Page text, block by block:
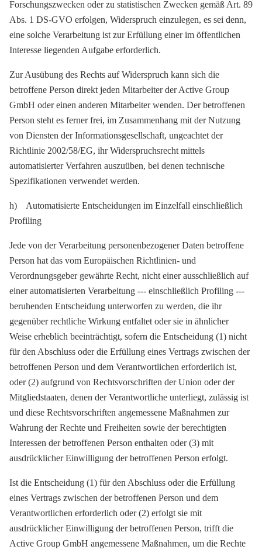
Forschungszwecken oder zu statistischen Zwecken gemäß Art. 89
Abs. 1 DS-GVO erfolgen, Widerspruch einzulegen, es sei denn,
eine solche Verarbeitung ist zur Erfüllung einer im öffentlichen
Interesse liegenden Aufgabe erforderlich.
Zur Ausübung des Rechts auf Widerspruch kann sich die
betroffene Person direkt jeden Mitarbeiter der Active Group
GmbH oder einen anderen Mitarbeiter wenden. Der betroffenen
Person steht es ferner frei, im Zusammenhang mit der Nutzung
von Diensten der Informationsgesellschaft, ungeachtet der
Richtlinie 2002/58/EG, ihr Widerspruchsrecht mittels
automatisierter Verfahren auszuüben, bei denen technische
Spezifikationen verwendet werden.
h) Automatisierte Entscheidungen im Einzelfall einschließlich
Profiling
Jede von der Verarbeitung personenbezogener Daten betroffene
Person hat das vom Europäischen Richtlinien- und
Verordnungsgeber gewährte Recht, nicht einer ausschließlich auf
einer automatisierten Verarbeitung --- einschließlich Profiling ---
beruhenden Entscheidung unterworfen zu werden, die ihr
gegenüber rechtliche Wirkung entfaltet oder sie in ähnlicher
Weise erheblich beeinträchtigt, sofern die Entscheidung (1) nicht
für den Abschluss oder die Erfüllung eines Vertrags zwischen der
betroffenen Person und dem Verantwortlichen erforderlich ist,
oder (2) aufgrund von Rechtsvorschriften der Union oder der
Mitgliedstaaten, denen der Verantwortliche unterliegt, zulässig ist
und diese Rechtsvorschriften angemessene Maßnahmen zur
Wahrung der Rechte und Freiheiten sowie der berechtigten
Interessen der betroffenen Person enthalten oder (3) mit
ausdrücklicher Einwilligung der betroffenen Person erfolgt.
Ist die Entscheidung (1) für den Abschluss oder die Erfüllung
eines Vertrags zwischen der betroffenen Person und dem
Verantwortlichen erforderlich oder (2) erfolgt sie mit
ausdrücklicher Einwilligung der betroffenen Person, trifft die
Active Group GmbH angemessene Maßnahmen, um die Rechte